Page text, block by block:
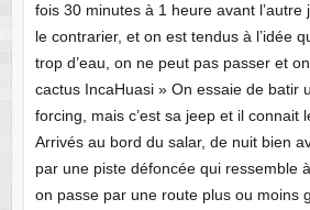
fois 30 minutes à 1 heure avant
le contrarier, et on est tendus à l’idée
trop d’eau, on ne peut pas passer et on
cactus IncaHuasi » On essaie de batir
forcing, mais c’est sa jeep et il connait
Arrivés au bord du salar, de nuit bien
par une piste défoncée qui ressemble
on passe par une route plus ou moins